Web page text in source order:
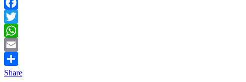
Facebook
Twitter
WhatsApp
Email
Share